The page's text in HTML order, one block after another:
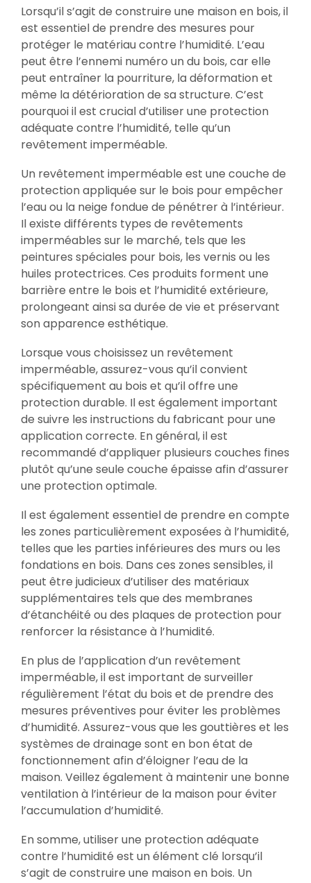
Lorsqu’il s’agit de construire une maison en bois, il
est essentiel de prendre des mesures pour
protéger le matériau contre l’humidité. L’eau
peut être l’ennemi numéro un du bois, car elle
peut entraîner la pourriture, la déformation et
même la détérioration de sa structure. C’est
pourquoi il est crucial d’utiliser une protection
adéquate contre l’humidité, telle qu’un
revêtement imperméable.
Un revêtement imperméable est une couche de
protection appliquée sur le bois pour empêcher
l’eau ou la neige fondue de pénétrer à l’intérieur.
Il existe différents types de revêtements
imperméables sur le marché, tels que les
peintures spéciales pour bois, les vernis ou les
huiles protectrices. Ces produits forment une
barrière entre le bois et l’humidité extérieure,
prolongeant ainsi sa durée de vie et préservant
son apparence esthétique.
Lorsque vous choisissez un revêtement
imperméable, assurez-vous qu’il convient
spécifiquement au bois et qu’il offre une
protection durable. Il est également important
de suivre les instructions du fabricant pour une
application correcte. En général, il est
recommandé d’appliquer plusieurs couches fines
plutôt qu’une seule couche épaisse afin d’assurer
une protection optimale.
Il est également essentiel de prendre en compte
les zones particulièrement exposées à l’humidité,
telles que les parties inférieures des murs ou les
fondations en bois. Dans ces zones sensibles, il
peut être judicieux d’utiliser des matériaux
supplémentaires tels que des membranes
d’étanchéité ou des plaques de protection pour
renforcer la résistance à l’humidité.
En plus de l’application d’un revêtement
imperméable, il est important de surveiller
régulièrement l’état du bois et de prendre des
mesures préventives pour éviter les problèmes
d’humidité. Assurez-vous que les gouttières et les
systèmes de drainage sont en bon état de
fonctionnement afin d’éloigner l’eau de la
maison. Veillez également à maintenir une bonne
ventilation à l’intérieur de la maison pour éviter
l’accumulation d’humidité.
En somme, utiliser une protection adéquate
contre l’humidité est un élément clé lorsqu’il
s’agit de construire une maison en bois. Un